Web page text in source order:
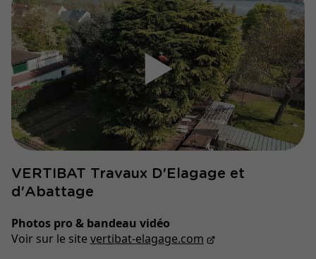
▶
VERTIBAT Travaux D'Elagage et
d'Abattage
Photos pro & bandeau vidéo
Voir sur le site vertibat-elagage.com